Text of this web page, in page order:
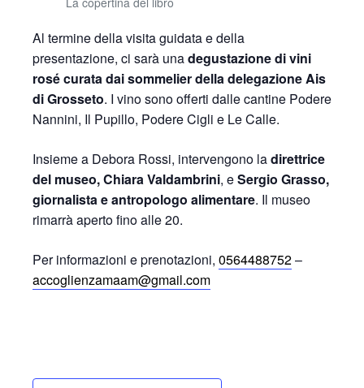
Al termine della visita guidata e della
presentazione, ci sarà unadegustazione di vini
rosé curata dai sommelier della delegazione Ais
di Grosseto. I vino sono offerti dalle cantine Podere
Nannini, Il Pupillo, Podere Cigli e Le Calle.
Insieme a Debora Rossi, intervengono ladirettrice
del museo, Chiara Valdambrini, eSergio Grasso,
giornalista e antropologo alimentare. Il museo
rimarrà aperto fino alle 20.
Per informazioni e prenotazioni, 0564488752–
accoglienzamaam@gmail.com